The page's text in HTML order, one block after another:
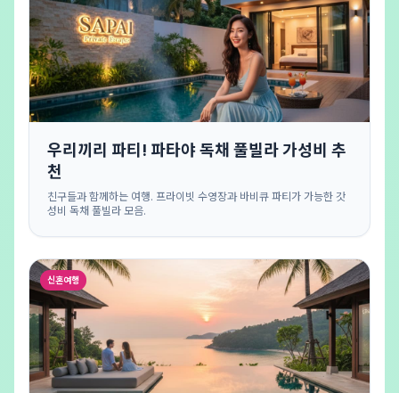
우리끼리 파티! 파타야 독채 풀빌라 가성비 추
천
친구들과 함께하는 여행. 프라이빗 수영장과 바비큐 파티가 가능한 갓
성비 독채 풀빌라 모음.
신혼여행